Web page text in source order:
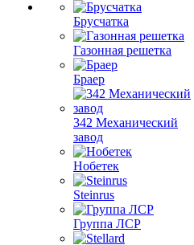
Брусчатка
Газонная решетка
Браер
342 Механический
завод
Нобетек
Steinrus
Группа ЛСР